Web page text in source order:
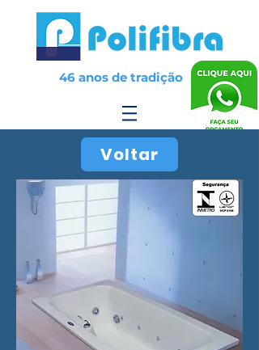
46 anos de tradição
Voltar